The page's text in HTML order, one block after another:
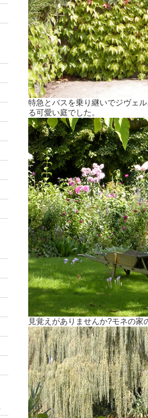
特急とバスを乗り継いでジヴェ
る可愛い庭でした。
見覚えがありませんか?モネの家